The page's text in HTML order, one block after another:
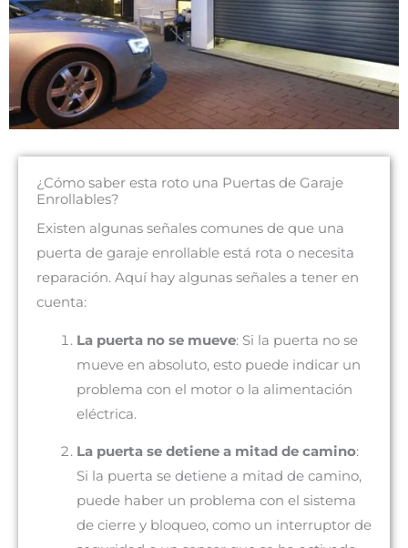
¿Cómo saber esta roto una Puertas de Garaje
Enrollables?
Existen algunas señales comunes de que una
puerta de garaje enrollable está rota o necesita
reparación. Aquí hay algunas señales a tener en
cuenta:
La puerta no se mueve: Si la puerta no se
mueve en absoluto, esto puede indicar un
problema con el motor o la alimentación
eléctrica.
La puerta se detiene a mitad de camino:
Si la puerta se detiene a mitad de camino,
puede haber un problema con el sistema
de cierre y bloqueo, como un interruptor de